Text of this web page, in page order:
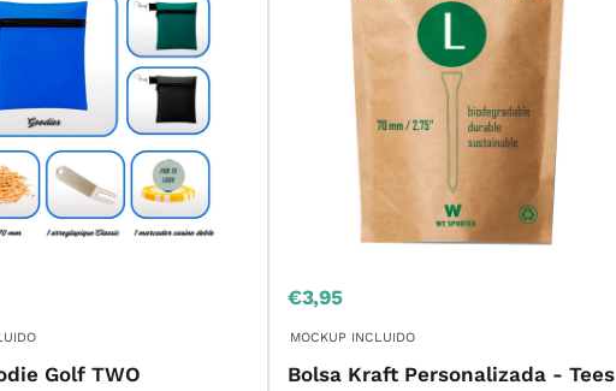
Golf TWO
Precio
venta
€3,95
MOCKUP INCLUIDO
Bolsa Kraft Personalizada - Tees